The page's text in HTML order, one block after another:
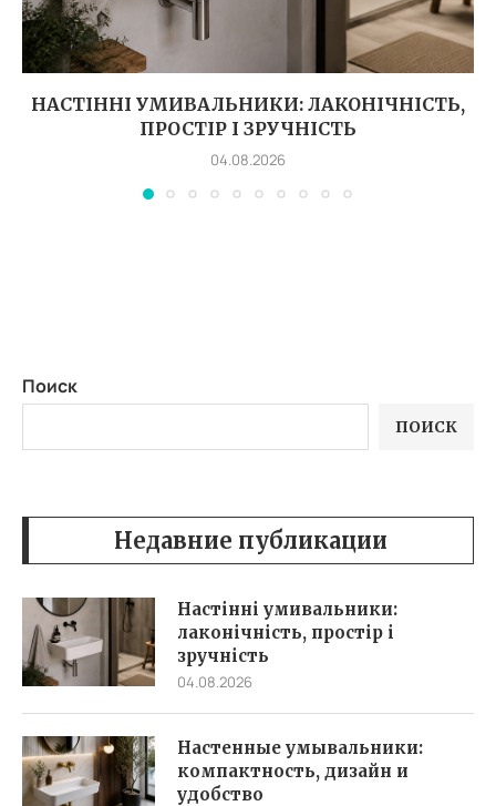
НАСТІННІ УМИВАЛЬНИКИ: ЛАКОНІЧНІСТЬ,
ПРОСТІР І ЗРУЧНІСТЬ
04.08.2026
Поиск
ПОИСК
Недавние публикации
Настінні умивальники:
лаконічність, простір і
зручність
04.08.2026
Настенные умывальники:
компактность, дизайн и
удобство